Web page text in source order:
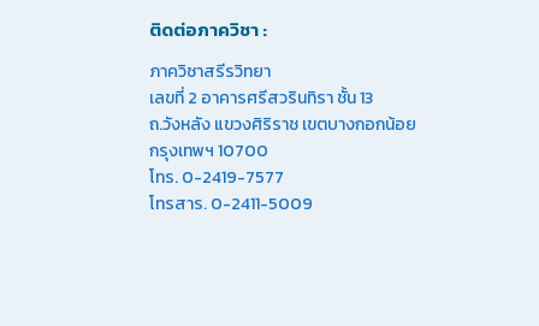
ติดต่อภาควิชา :
ภาควิชาสรีรวิทยา
เลขที่ 2 อาคารศรีสวรินทิรา ชั้น 13
ถ.วังหลัง แขวงศิริราช เขตบางกอกน้อย
กรุงเทพฯ 10700
โทร. 0-2419-7577
โทรสาร. 0-2411-5009